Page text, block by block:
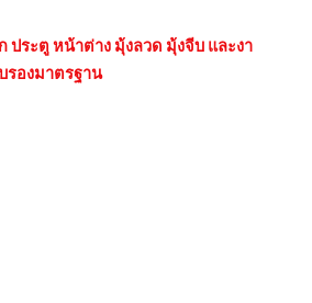
ระตู หน้าต่าง มุ้งลวด มุ้งจีบ และงา
รองมาตรฐาน